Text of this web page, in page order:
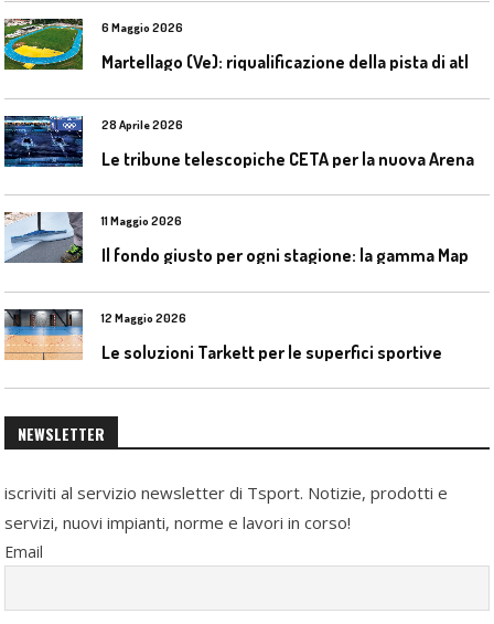
6 Maggio 2026
28 Aprile 2026
11 Maggio 2026
12 Maggio 2026
Le soluzioni Tarkett per le superfici sportive
NEWSLETTER
iscriviti al servizio newsletter di Tsport. Notizie, prodotti e
servizi, nuovi impianti, norme e lavori in corso!
Email